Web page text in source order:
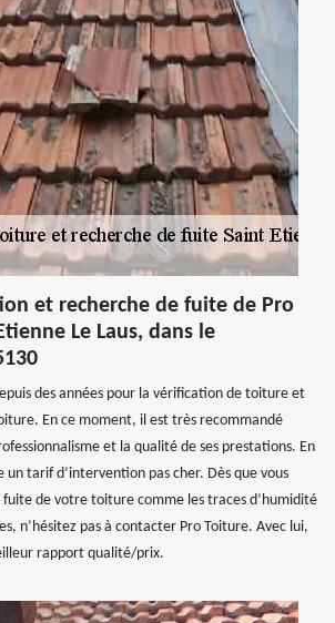
et recherche de fuite de Pro
Le Laus, dans le
des années pour la vérification de toiture et
En ce moment, il est très recommandé
et la qualité de ses prestations. En
un tarif d’intervention pas cher. Dès que vous
fuite de votre toiture comme les traces d’humidité
n’hésitez pas à contacter Pro Toiture. Avec lui,
rapport qualité/prix.